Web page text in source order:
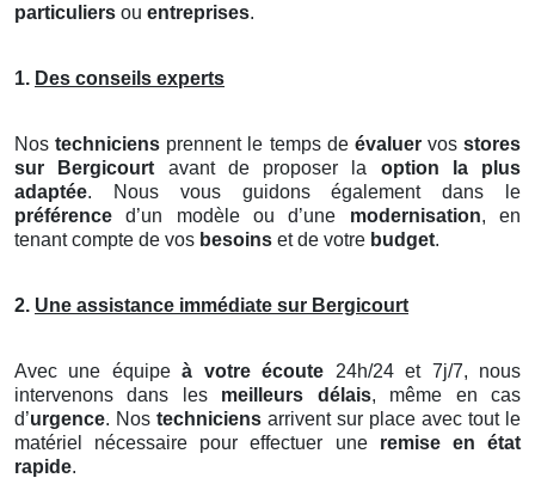
particuliers ou entreprises.
1. Des conseils experts
Nostechniciens prennent le temps de évaluervos stores
sur Bergicourt avant de proposer la option la plus
adaptée. Nous vous guidons également dans le
préférence d’un modèle ou d’une modernisation, en
tenant compte de vos besoins et de votre budget.
2. Une assistance immédiate sur Bergicourt
Avec une équipeà votre écoute 24h/24 et 7j/7, nous
intervenons dans les meilleurs délais, même en cas
d’urgence. Nos techniciens arrivent sur place avec tout le
matériel nécessaire pour effectuer une remise en état
rapide.